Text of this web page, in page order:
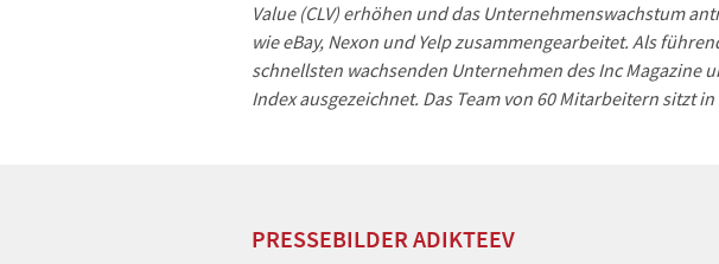
Value (CLV) erhöhen und das Unternehmenswachstum
wie eBay, Nexon und Yelp zusammengearbeitet. Als
schnellsten wachsenden Unternehmen des Inc Magazine
Index ausgezeichnet. Das Team von 60 Mitarbeitern sitzt
PRESSEBILDER ADIKTEEV